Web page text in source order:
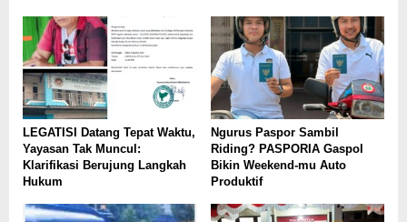
LEGATISI Datang Tepat Waktu,
Yayasan Tak Muncul:
Klarifikasi Berujung Langkah
Hukum
Ngurus Paspor Sambil
Riding? PASPORIA Gaspol
Bikin Weekend-mu Auto
Produktif